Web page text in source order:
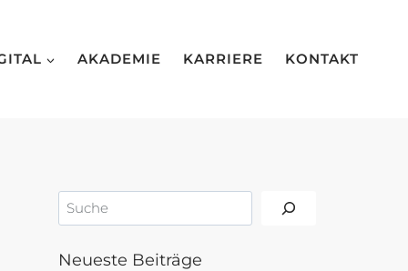
AKADEMIE KARRIERE KONTAKT
Suchen
Neueste Beiträge